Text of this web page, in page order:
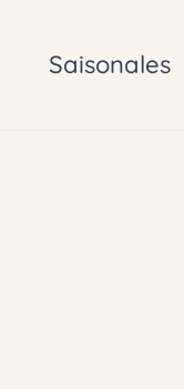
Saisonales